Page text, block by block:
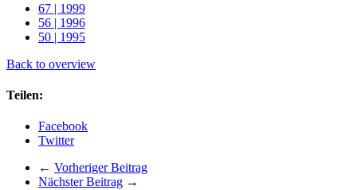
67 | 1999
56 | 1996
50 | 1995
Back to overview
Teilen:
Facebook
Twitter
← Vorheriger Beitrag
Nächster Beitrag →